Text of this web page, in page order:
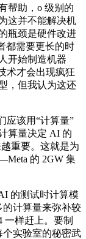
帮助，o 级别的
这并不能解决机
瓶颈是硬件改进
都需要更长的时
开始制造机器
术才会出现疯狂
，但我认为这还
应该用“计算量”
算量决定 AI 的
重要。这就是为
的 2GW 集
的测试时计算模
计算量来弥补较
一样赶上。要制
实验室的秘密武